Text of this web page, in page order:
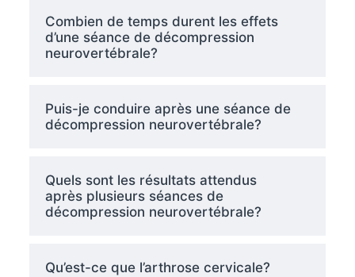
Combien de temps durent les effets
d’une séance de décompression
neurovertébrale?
Puis-je conduire après une séance de
décompression neurovertébrale?
Quels sont les résultats attendus
après plusieurs séances de
décompression neurovertébrale?
Qu’est-ce que l’arthrose cervicale?